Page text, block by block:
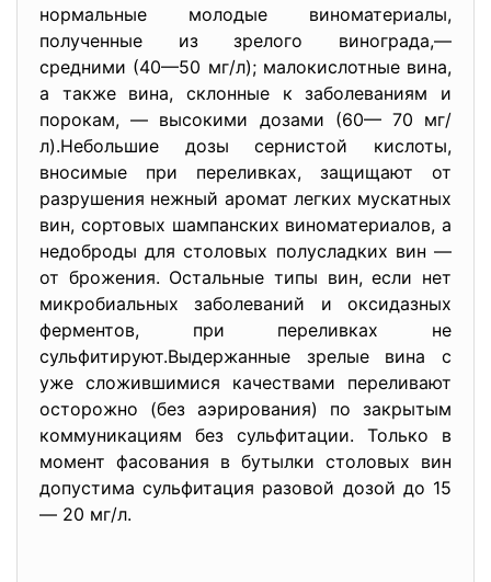
нормальные молодые виноматериалы,
полученные из зрелого винограда,—
средними (40—50 мг/л); малокислотные вина,
а также вина, склонные к заболеваниям и
порокам, — высокими дозами (60— 70 мг/
л).Небольшие дозы сернистой кислоты,
вносимые при переливках, защищают от
разрушения нежный аромат легких мускатных
вин, сортовых шампанских виноматериалов, а
недоброды для столовых полусладких вин —
от брожения. Остальные типы вин, если нет
микробиальных заболеваний и оксидазных
ферментов, при переливках не
сульфитируют.Выдержанные зрелые вина с
уже сложившимися качествами переливают
осторожно (без аэрирования) по закрытым
коммуникациям без сульфитации. Только в
момент фасования в бутылки столовых вин
допустима сульфитация разовой дозой до 15
— 20 мг/л.